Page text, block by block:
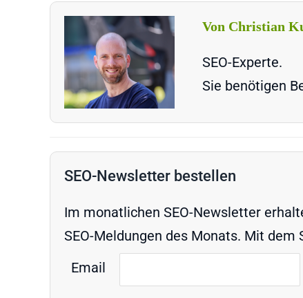
Von Christian
SEO-Experte.
Sie benötigen
SEO-Newsletter bestellen
Im monatlichen SEO-Newsletter
SEO-Meldungen des Monats. Mit
Email